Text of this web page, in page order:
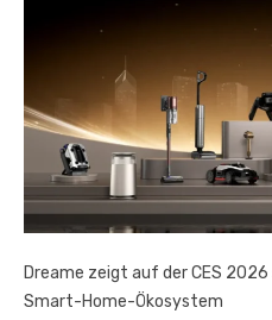
Dreame zeigt auf der CES
Smart-Home-Ökosystem